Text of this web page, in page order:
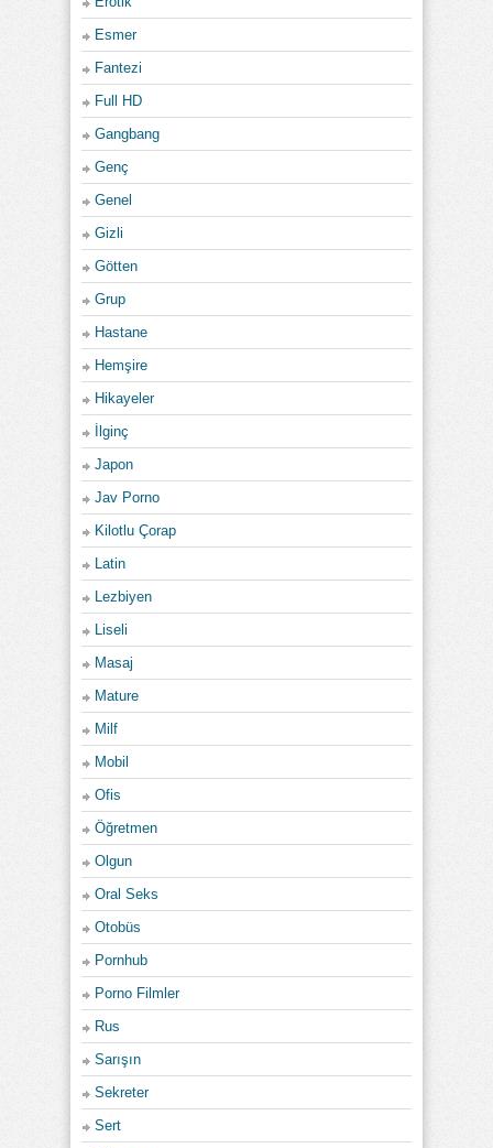
Esmer
Fantezi
Full HD
Gangbang
Genç
Genel
Gizli
Götten
Grup
Hastane
Hemşire
Hikayeler
İlginç
Japon
Jav Porno
Kilotlu Çorap
Latin
Lezbiyen
Liseli
Masaj
Mature
Milf
Mobil
Ofis
Öğretmen
Olgun
Oral Seks
Otobüs
Pornhub
Porno Filmler
Rus
Sarışın
Sekreter
Sert